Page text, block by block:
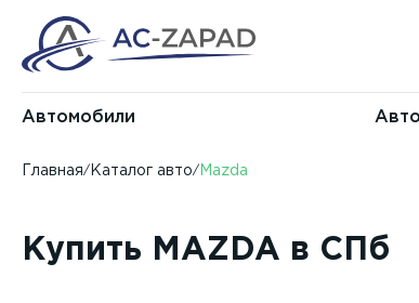
Автомобили
Главная Каталог авто Mazda
Купить MAZDA в СПб